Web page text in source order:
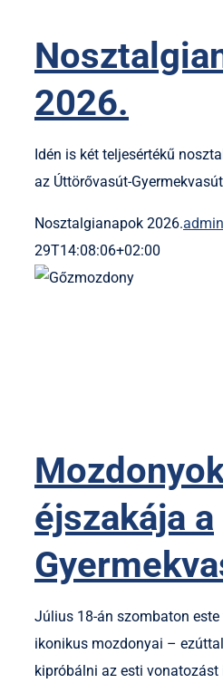
2026.
Idén is két teljesértékű
az Úttörővasút-
Nosztalgianapok 2026.admin
29T14:08:06+02:00
éjszakája a
Július 18-án szombaton
ikonikus mozdonyai –
kipróbálni az esti